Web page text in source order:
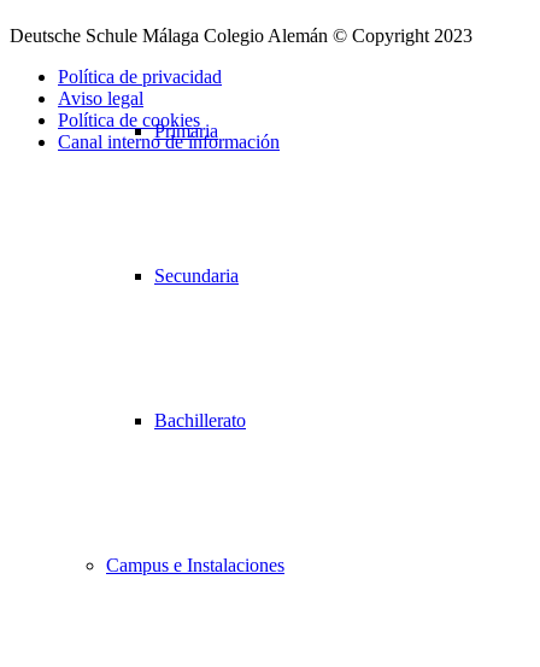
Primaria
Secundaria
Bachillerato
Campus e Instalaciones
Deutsche Schule Málaga Colegio Alemán © Copyright 2023
Política de privacidad
Aviso legal
Política de cookies
Canal interno de información